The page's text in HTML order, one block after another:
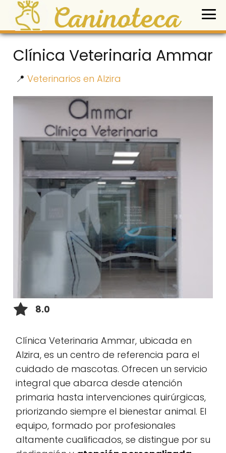
Clínica Veterinaria Ammar
📍 Veterinarios en Alzira
8.0
Clínica Veterinaria Ammar, ubicada en
Alzira, es un centro de referencia para el
cuidado de mascotas. Ofrecen un servicio
integral que abarca desde atención
primaria hasta intervenciones quirúrgicas,
priorizando siempre el bienestar animal. El
equipo, formado por profesionales
altamente cualificados, se distingue por su